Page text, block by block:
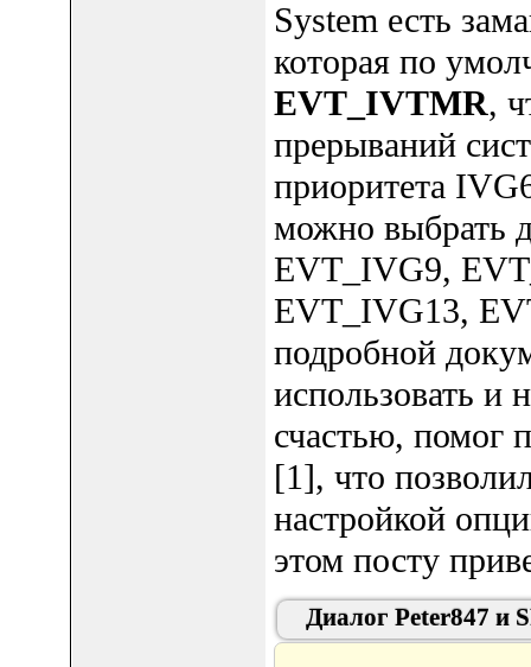
System есть
которая по
EVT_IVTMR,
прерываний
приоритета
можно выбрать
EVT_IVG9,
EVT_IVG13,
подробной
использовать и
счастью, помог
[1], что
настройкой
этом посту
Диалог Peter847 и